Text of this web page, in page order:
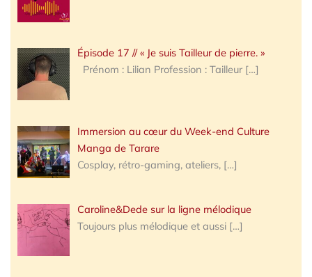
Épisode 17 // « Je suis Tailleur de pierre. »
Prénom : Lilian Profession : Tailleur […]
Immersion au cœur du Week-end Culture
Manga de Tarare
Cosplay, rétro-gaming, ateliers, […]
Caroline&Dede sur la ligne mélodique
Toujours plus mélodique et aussi […]